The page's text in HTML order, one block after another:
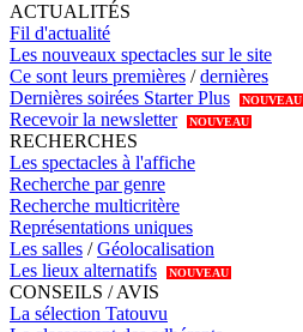
ACTUALITÉS
Fil d'actualité
Les nouveaux spectacles sur le site
Ce sont leurs premières /dernières
Dernières soirées Starter Plus
NOUVEAU
Recevoir la newsletter NOUVEAU
RECHERCHES
Les spectacles à l'affiche
Recherche par genre
Recherche multicritère
Représentations uniques
Les salles /Géolocalisation
Les lieux alternatifs
NOUVEAU
CONSEILS / AVIS
La sélection Tatouvu